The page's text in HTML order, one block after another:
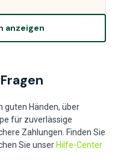
anzeigen
guten Händen, über
für zuverlässige
Zahlungen. Finden Sie
Sie unser Hilfe-Center